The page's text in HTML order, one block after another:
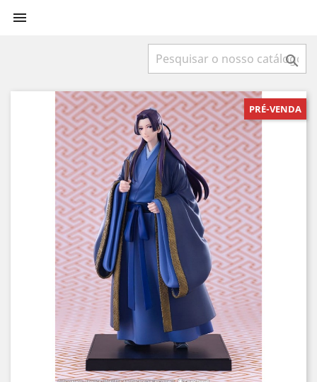


PRÉ-VENDA